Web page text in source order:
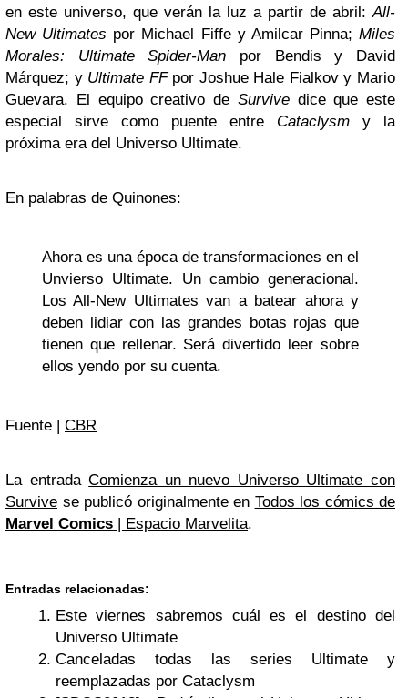
en este universo, que verán la luz a partir de abril:All-
New Ultimates por Michael Fiffe y Amilcar Pinna; Miles
Morales: Ultimate Spider-Man por Bendis y David
Márquez; y Ultimate FFpor Joshue Hale Fialkov y Mario
Guevara. El equipo creativo de Survivedice que este
especial sirve como puente entre Cataclysm y la
próxima era del Universo Ultimate.
En palabras de Quinones:
Ahora es una época de transformaciones en el
Unvierso Ultimate. Un cambio generacional.
Los All-New Ultimates van a batear ahora y
deben lidiar con las grandes botas rojas que
tienen que rellenar. Será divertido leer sobre
ellos yendo por su cuenta.
Fuente | CBR
La entradaComienza un nuevo Universo Ultimate con
Survive se publicó originalmente en Todos los cómics de
Marvel Comics | Espacio Marvelita.
Entradas relacionadas:
Este viernes sabremos cuál es el destino del
Universo Ultimate
Canceladas todas las series Ultimate y
reemplazadas por Cataclysm